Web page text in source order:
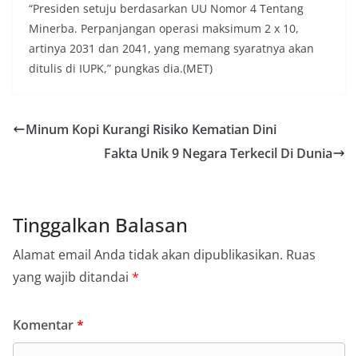
“Presiden setuju berdasarkan UU Nomor 4 Tentang
Minerba. Perpanjangan operasi maksimum 2 x 10,
artinya 2031 dan 2041, yang memang syaratnya akan
ditulis di IUPK,” pungkas dia.(MET)
Minum Kopi Kurangi Risiko Kematian Dini
Fakta Unik 9 Negara Terkecil Di Dunia
Tinggalkan Balasan
Alamat email Anda tidak akan dipublikasikan. Ruas
yang wajib ditandai *
Komentar*